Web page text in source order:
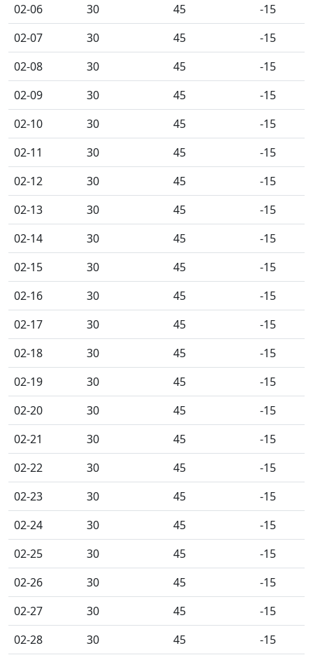
02-06
30 45
-15
02-07
30 45
-15
02-08
30 45
-15
02-09
30 45
-15
02-10
30 45
-15
02-11
30 45
-15
02-12
30 45
-15
02-13
30 45
-15
02-14
30 45
-15
02-15
30 45
-15
02-16
30 45
-15
02-17
30 45
-15
02-18
30 45
-15
02-19
30 45
-15
02-20
30 45
-15
02-21
30 45
-15
02-22
30 45
-15
02-23
30 45
-15
02-24
30 45
-15
02-25
30 45
-15
02-26
30 45
-15
02-27
30 45
-15
02-28
30 45 -15